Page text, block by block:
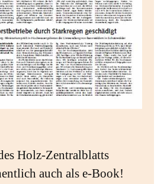
Holz-Zentralblatts
auch als e-Book!